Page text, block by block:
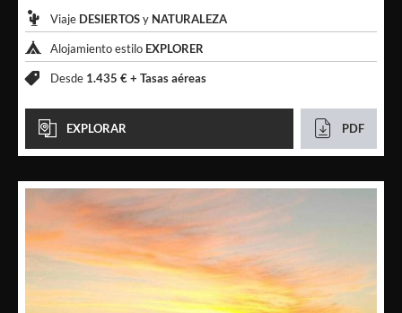
Viaje DESIERTOSy NATURALEZA
Alojamiento estilo EXPLORER
Desde 1.435 € + Tasas aéreas
EXPLORAR PDF